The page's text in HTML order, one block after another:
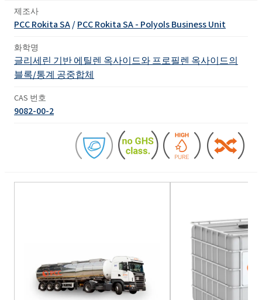
제조사
PCC Rokita SA/PCC Rokita SA - Polyols Business Unit
화학명
글리세린 기반 에틸렌 옥사이드와 프로필렌 옥사이드의
블록/통계 공중합체
CAS 번호
9082-00-2